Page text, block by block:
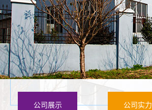
公司展示 公司实力